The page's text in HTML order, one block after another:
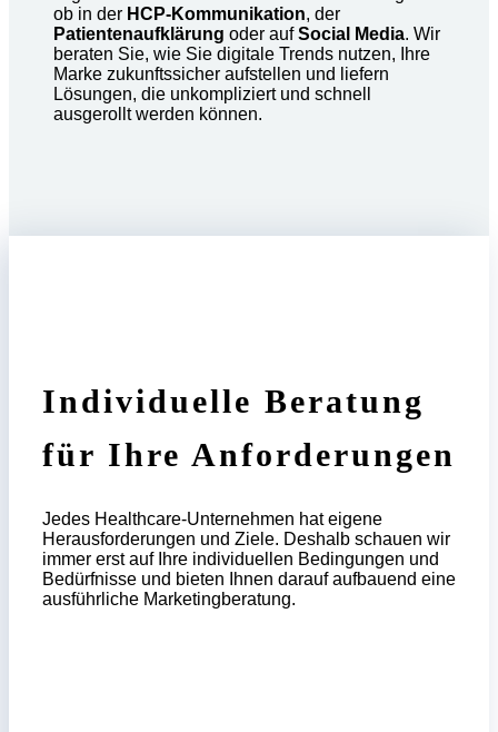
ob in der HCP-Kommunikation, der
Patientenaufklärung oder aufSocial Media. Wir
beraten Sie, wie Sie digitale Trends nutzen, Ihre
Marke zukunftssicher aufstellen und liefern
Lösungen, die unkompliziert und schnell
ausgerollt werden können.
Individuelle Beratung
für Ihre Anforderungen
Jedes Healthcare-Unternehmen hat eigene
Herausforderungen und Ziele. Deshalb schauen wir
immer erst auf Ihre individuellen Bedingungen und
Bedürfnisse und bieten Ihnen darauf aufbauend eine
ausführliche Marketingberatung.